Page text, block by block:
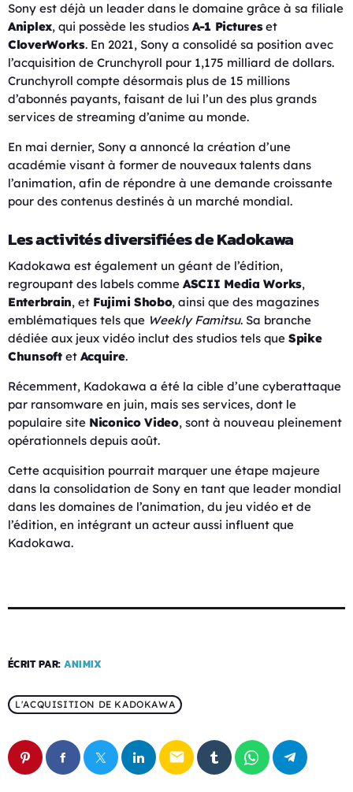
Sony est déjà un leader dans le domaine grâce à sa filiale
Aniplex, qui possède les studios A-1 Pictureset
CloverWorks. En 2021, Sony a consolidé sa position avec
l’acquisition de Crunchyroll pour 1,175 milliard de dollars.
Crunchyroll compte désormais plus de 15 millions
d’abonnés payants, faisant de lui l’un des plus grands
services de streaming d’anime au monde.
En mai dernier, Sony a annoncé la création d’une
académie visant à former de nouveaux talents dans
l’animation, afin de répondre à une demande croissante
pour des contenus destinés à un marché mondial.
Les activités diversifiées de Kadokawa
Kadokawa est également un géant de l’édition,
regroupant des labels comme ASCII Media Works,
Enterbrain, et Fujimi Shobo, ainsi que des magazines
emblématiques tels que Weekly Famitsu. Sa branche
dédiée aux jeux vidéo inclut des studios tels que Spike
Chunsoftet Acquire.
Récemment, Kadokawa a été la cible d’une cyberattaque
par ransomware en juin, mais ses services, dont le
populaire site Niconico Video, sont à nouveau pleinement
opérationnels depuis août.
Cette acquisition pourrait marquer une étape majeure
dans la consolidation de Sony en tant que leader mondial
dans les domaines de l’animation, du jeu vidéo et de
l’édition, en intégrant un acteur aussi influent que
Kadokawa.
ÉCRIT PAR: ANIMIX
L'ACQUISITION DE KADOKAWA
email